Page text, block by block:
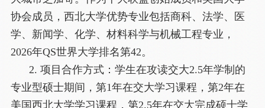
协会成员，西北大学优势专业包括商科、法学、医
学、新闻学、化学、材料科学与机械工程专业，
2026年QS世界大学排名第42。
2. 项目合作方式：学生在攻读交大2.5年学制的
专业型硕士期间，第1年在交大学习课程，第2年在
美国西北大学学习课程，第2.5年在交大完成硕士学